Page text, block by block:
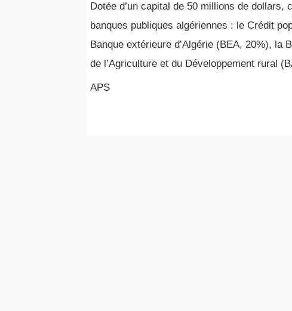
Dotée d’un capital de 50 millions de dollars,
banques publiques algériennes : le Crédit
Banque extérieure d’Algérie (BEA, 20%), la
de l’Agriculture et du Développement rural
APS